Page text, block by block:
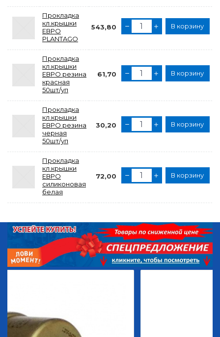
Прокладка
кл.крышки
ЕВРО
PLANTAGO
543,80 В корзину
Прокладка
кл.крышки
ЕВРО резина
красная
50шт/уп
61,70 В корзину
Прокладка
кл.крышки
ЕВРО резина
черная
50шт/уп
30,20 В корзину
Прокладка
кл.крышки
ЕВРО
силиконовая
белая
72,00 В корзину